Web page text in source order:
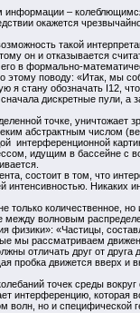
информации –
окажется
такой
он и отказывается
в формально-
поводу: «Итак, мы
я стану обозначать I12,
дискретные пули, а
точке, уничтожает
абстрактным числом
интерференционной
идущим в бассейне
состоит в том, что
Никаких
количественное, но
между волновым
физики»: «Частицы,
мы рассматриваем
отличать друг от друга
движется вверх и
точек среды вокруг
интерференцию, которая
но и специфической